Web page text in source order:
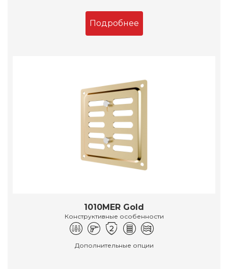
Подробнее
1010MER Gold
Конструктивные особенности
Дополнительные опции